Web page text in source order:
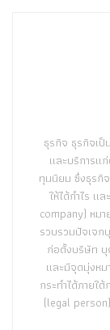
ธุรกิจ ธุรกิจเ
และบริการแ
ทุนนิยม ซึ่งธุรกิ
ให้ได้กำไร แ
company) หม
รวบรวมปัจเจ
ก่อตั้งบริษัท
และมีจุดมุ่งหม
กระทำได้ภายใ
(legal